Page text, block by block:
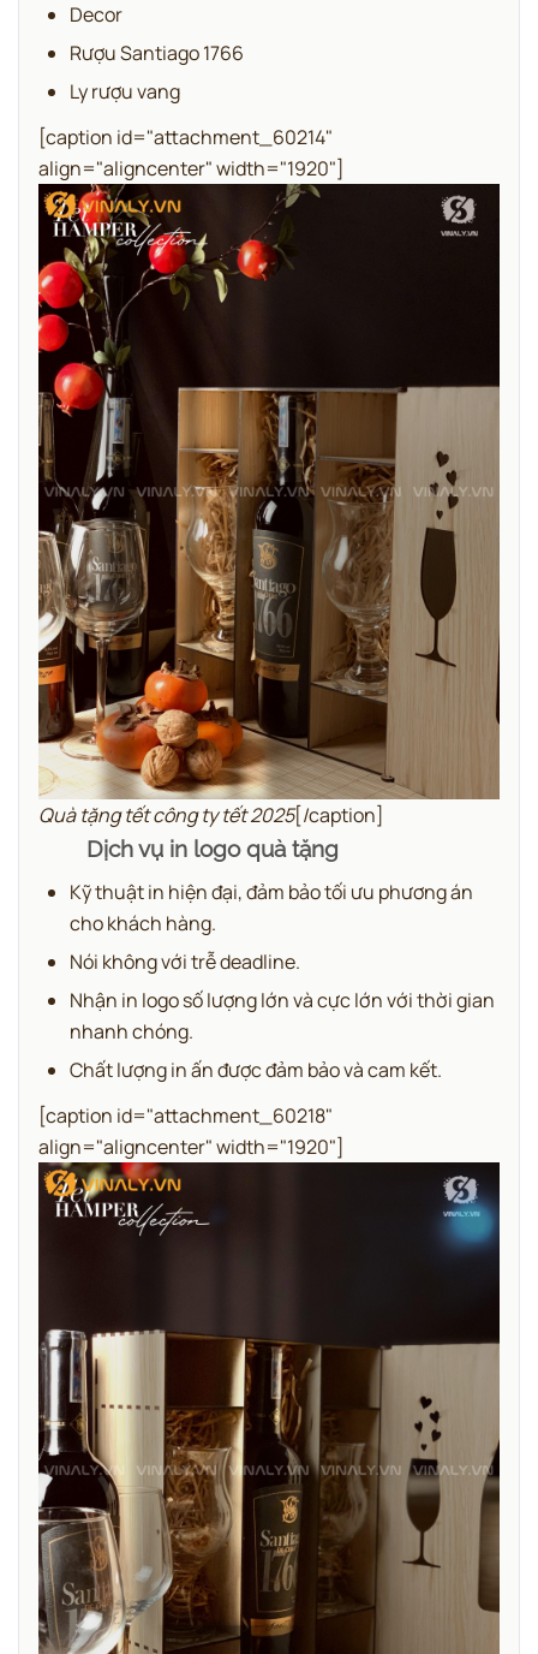
Decor
Rượu Santiago 1766
Ly rượu vang
[caption id="attachment_60214"
align="aligncenter" width="1920"]
Quà tặng tết công ty tết 2025[/caption]
Dịch vụ in logo quà tặng
Kỹ thuật in hiện đại, đảm bảo tối ưu phương án
cho khách hàng.
Nói không với trễ deadline.
Nhận in logo số lượng lớn và cực lớn với thời gian
nhanh chóng.
Chất lượng in ấn được đảm bảo và cam kết.
[caption id="attachment_60218"
align="aligncenter" width="1920"]